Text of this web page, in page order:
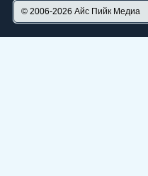
© 2006-2026 Айс Пийк Медиа